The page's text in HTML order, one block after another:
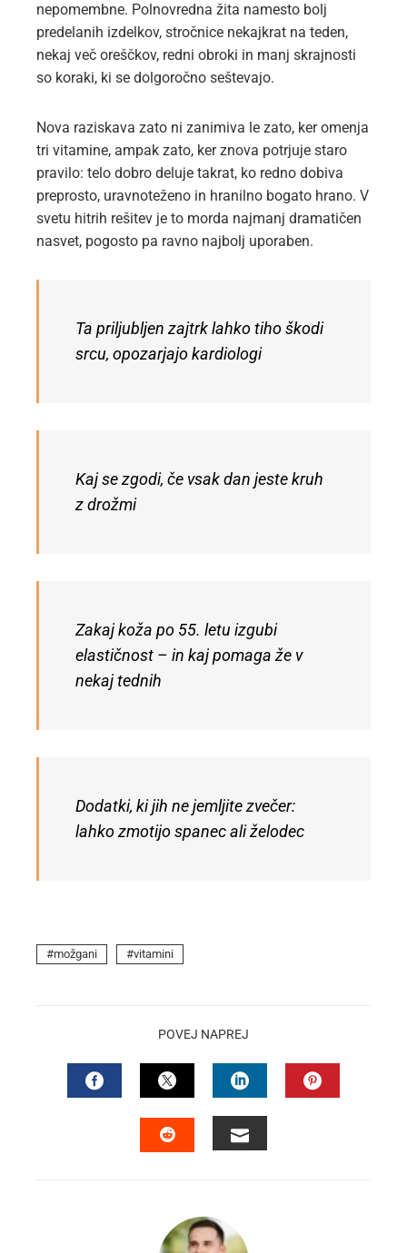
nepomembne. Polnovredna žita namesto bolj
predelanih izdelkov, stročnice nekajkrat na teden,
nekaj več oreščkov, redni obroki in manj skrajnosti
so koraki, ki se dolgoročno seštevajo.
Nova raziskava zato ni zanimiva le zato, ker omenja
tri vitamine, ampak zato, ker znova potrjuje staro
pravilo: telo dobro deluje takrat, ko redno dobiva
preprosto, uravnoteženo in hranilno bogato hrano. V
svetu hitrih rešitev je to morda najmanj dramatičen
nasvet, pogosto pa ravno najbolj uporaben.
Ta priljubljen zajtrk lahko tiho škodi
srcu, opozarjajo kardiologi
Kaj se zgodi, če vsak dan jeste kruh
z drožmi
Zakaj koža po 55. letu izgubi
elastičnost – in kaj pomaga že v
nekaj tednih
Dodatki, ki jih ne jemljite zvečer:
lahko zmotijo spanec ali želodec
možgani vitamini
POVEJ NAPREJ
FACEBOOKTWITTERLINKEDIN